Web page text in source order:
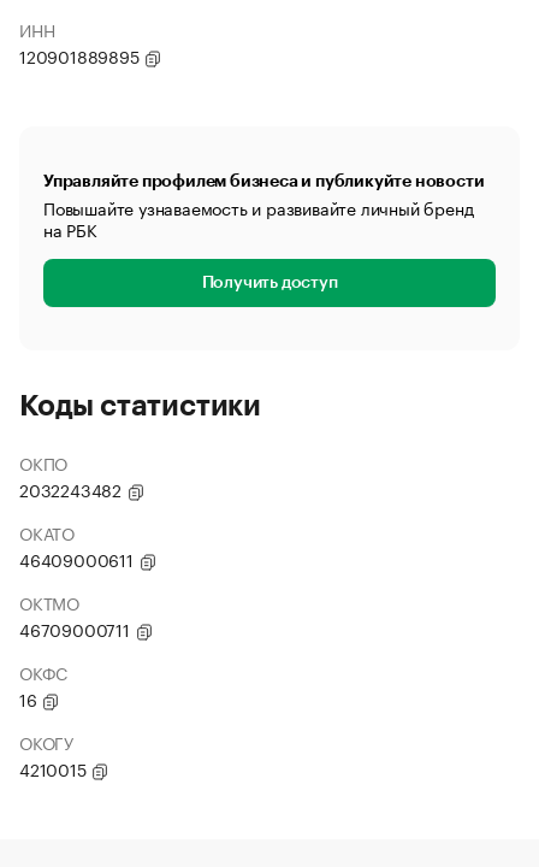
ИНН
120901889895
Управляйте профилем бизнеса и публикуйте новости
Повышайте узнаваемость и развивайте личный бренд
на РБК
Получить доступ
Коды статистики
ОКПО
2032243482
ОКАТО
46409000611
ОКТМО
46709000711
ОКФС
16
ОКОГУ
4210015